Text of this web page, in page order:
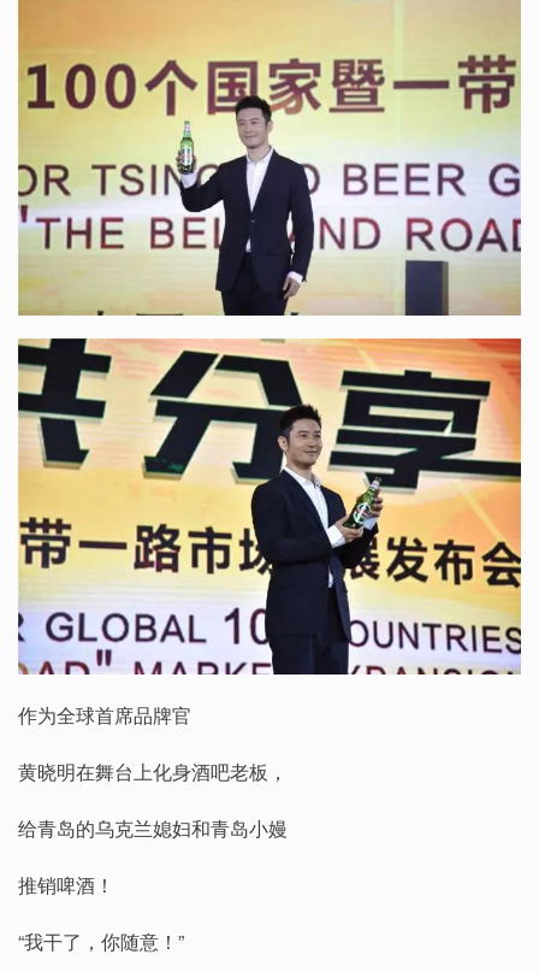
作为全球首席品牌官
黄晓明在舞台上化身酒吧老板，
给青岛的乌克兰媳妇和青岛小嫚
推销啤酒！
“我干了，你随意！”